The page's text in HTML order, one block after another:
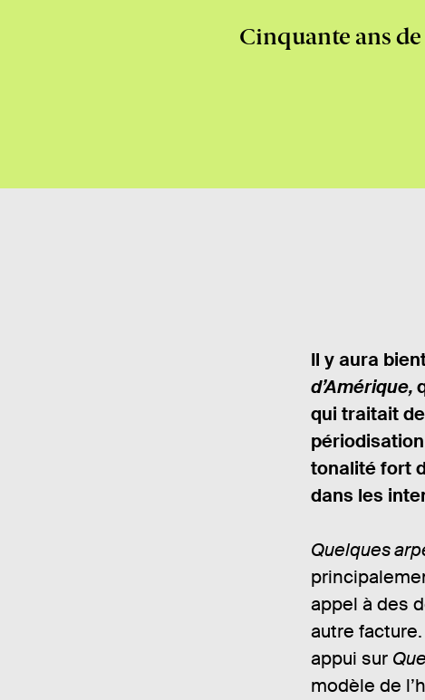
Cinquante ans
Il y aura
d’Amérique,
qui traitait
tonalité fort
dans les
Quelques
appel à des
autre
appui sur
modèle de